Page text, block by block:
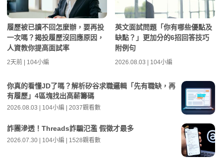
履歷被已讀不回怎麼辦，要再投
一次嗎？揭投履歷沒回應原因，
人資教你提高面試率
2天前 | 104小編
英文面試問題「你有哪些優點及
缺點？」更加分的6招回答技巧
附例句
2026.08.03 | 104小編
你真的看懂JD了嗎？解析矽谷求職邏輯「先有職缺，再
有履歷」4區塊找出高薪籌碼
2026.08.03 | 104小編 | 2037觀看數
詐團滲透！Threads詐騙氾濫 假徵才最多
2026.07.30 | 104小編 | 1528觀看數